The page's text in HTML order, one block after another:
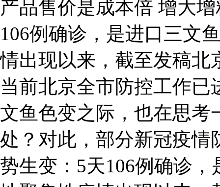
产品售价是成本倍 增大
106例确诊，是进口三文
情出现以来，截至发稿北
当前北京全市防控工作
文鱼色变之际，也在思
处？对此，部分新冠疫情
势生变：5天106例确诊